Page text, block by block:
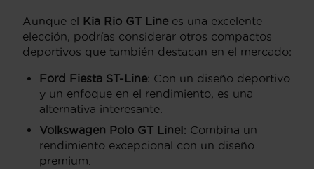
Aunque el Kia Rio GT Line es una excelente
elección, podrías considerar otros compactos
deportivos que también destacan en el mercado:
Ford Fiesta ST-Line: Con un diseño deportivo
y un enfoque en el rendimiento, es una
alternativa interesante.
Volkswagen Polo GT LineI : Combina un
rendimiento excepcional con un diseño
premium.